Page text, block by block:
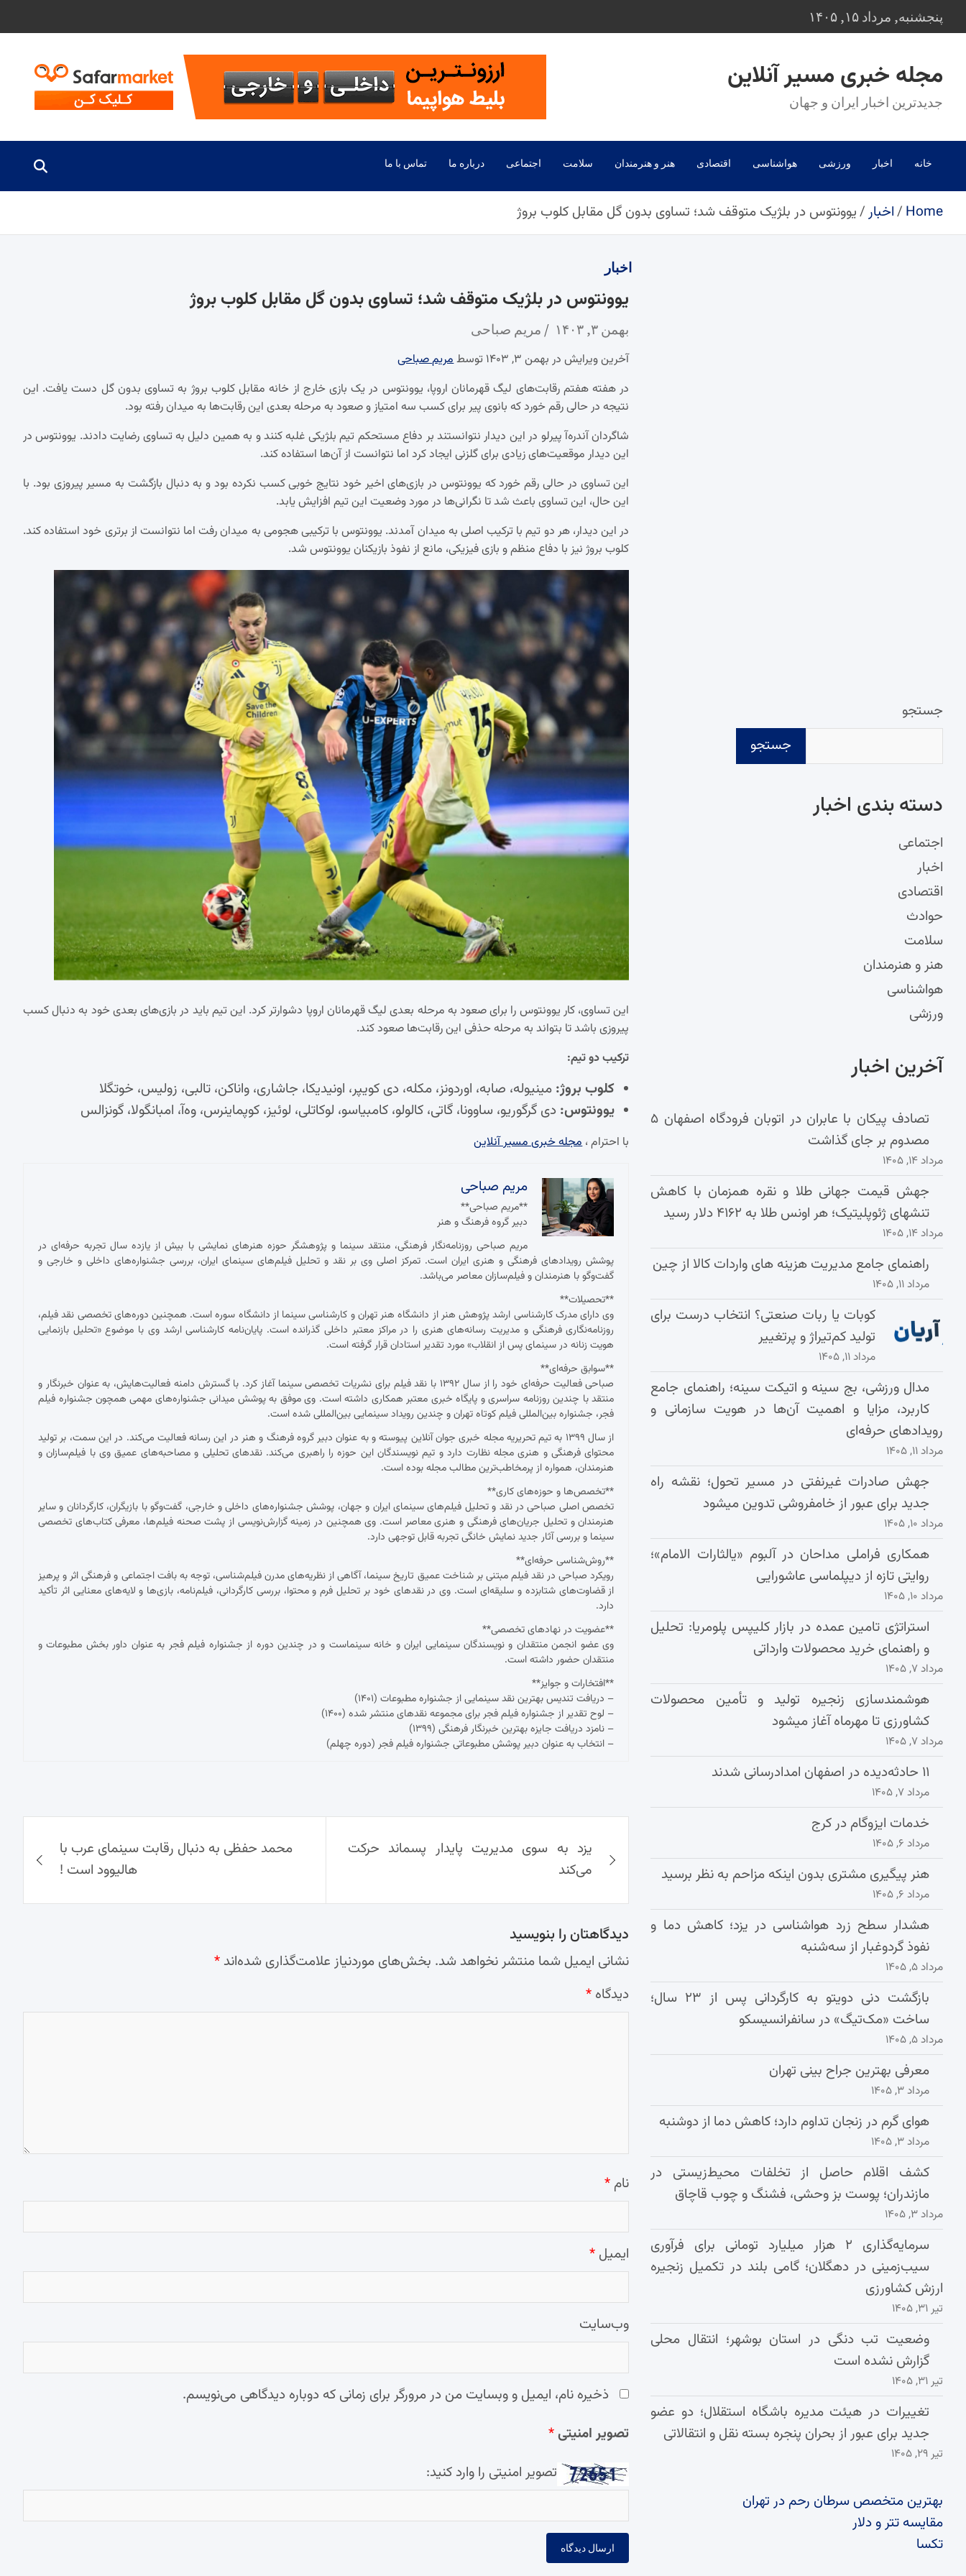
to
پنجشنبه, مرداد ۱۵, ۱۴۰۵
مجله خبری مسیر آنلاین
جدیدترین اخبار ایران و جهان
خانه اخبار ورزشی هواشناسی اقتصادی هنر و هنرمندان سلامت اجتماعی درباره ما تماس با ما
Home اخبار یوونتوس در بلژیک متوقف شد؛ تساوی بدون گل مقابل کلوب بروژ
اخبار
یوونتوس در بلژیک متوقف شد؛ تساوی بدون گل مقابل کلوب بروژ
بهمن ۳, ۱۴۰۳ مریم صباحی
آخرین ویرایش در بهمن ۳, ۱۴۰۳ توسط
مریم صباحی
در هفته هفتم رقابت‌های لیگ قهرمانان اروپا، یوونتوس در یک بازی خارج از خانه مقابل کلوب بروژ به تساوی بدون گل دست یافت. این
نتیجه در حالی رقم خورد که بانوی پیر برای کسب سه امتیاز و صعود به مرحله بعدی این رقابت‌ها به میدان رفته بود.
شاگردان آندره‌آ پیرلو در این دیدار نتوانستند بر دفاع مستحکم تیم بلژیکی غلبه کنند و به همین دلیل به تساوی رضایت دادند. یوونتوس در
این دیدار موقعیت‌های زیادی برای گلزنی ایجاد کرد اما نتوانست از آن‌ها استفاده کند.
این تساوی در حالی رقم خورد که یوونتوس در بازی‌های اخیر خود نتایج خوبی کسب نکرده بود و به دنبال بازگشت به مسیر پیروزی بود. با
این حال، این تساوی باعث شد تا نگرانی‌ها در مورد وضعیت این تیم افزایش یابد.
در این دیدار، هر دو تیم با ترکیب اصلی به میدان آمدند. یوونتوس با ترکیبی هجومی به میدان رفت اما نتوانست از برتری خود استفاده کند.
کلوب بروژ نیز با دفاع منظم و بازی فیزیکی، مانع از نفوذ بازیکنان یوونتوس شد.
این تساوی، کار یوونتوس را برای صعود به مرحله بعدی لیگ قهرمانان اروپا دشوارتر کرد. این تیم باید در بازی‌های بعدی خود به دنبال کسب
پیروزی باشد تا بتواند به مرحله حذفی این رقابت‌ها صعود کند.
ترکیب دو تیم:
کلوب بروژ: مینیوله، صابه، اوردونز، مکله، دی کویپر، اونیدیکا، جاشاری، واناکن، تالبی، زولیس، خوتگلا
یوونتوس: دی گرگوریو، ساوونا، گاتی، کالولو، کامبیاسو، لوکاتلی، لوئیز، کوپماینرس، وه‌آ، امبانگولا، گونزالس
با احترام ،مجله خبری مسیر آنلاین
مریم صباحی
**مریم صباحی**
دبیر گروه فرهنگ و هنر
مریم صباحی روزنامه‌نگار فرهنگی، منتقد سینما و پژوهشگر حوزه هنرهای نمایشی با بیش از یازده سال تجربه حرفه‌ای در
پوشش رویدادهای فرهنگی و هنری ایران است. تمرکز اصلی وی بر نقد و تحلیل فیلم‌های سینمای ایران، بررسی جشنواره‌های داخلی و خارجی و
گفت‌وگو با هنرمندان و فیلم‌سازان معاصر می‌باشد.
**تحصیلات**
وی دارای مدرک کارشناسی ارشد پژوهش هنر از دانشگاه هنر تهران و کارشناسی سینما از دانشگاه سوره است. همچنین دوره‌های تخصصی نقد فیلم،
روزنامه‌نگاری فرهنگی و مدیریت رسانه‌های هنری را در مراکز معتبر داخلی گذرانده است. پایان‌نامه کارشناسی ارشد وی با موضوع «تحلیل بازنمایی
هویت زنانه در سینمای پس از انقلاب» مورد تقدیر استادان قرار گرفته است.
**سوابق حرفه‌ای**
صباحی فعالیت حرفه‌ای خود را از سال ۱۳۹۲ با نقد فیلم برای نشریات تخصصی سینما آغاز کرد. با گسترش دامنه فعالیت‌هایش، به عنوان خبرنگار و
منتقد با چندین روزنامه سراسری و پایگاه خبری معتبر همکاری داشته است. وی موفق به پوشش میدانی جشنواره‌های مهمی همچون جشنواره فیلم
فجر، جشنواره بین‌المللی فیلم کوتاه تهران و چندین رویداد سینمایی بین‌المللی شده است.
از سال ۱۳۹۹ به تیم تحریریه مجله خبری جوان آنلاین پیوسته و به عنوان دبیر گروه فرهنگ و هنر در این رسانه فعالیت می‌کند. در این سمت، بر تولید
محتوای فرهنگی و هنری مجله نظارت دارد و تیم نویسندگان این حوزه را راهبری می‌کند. نقدهای تحلیلی و مصاحبه‌های عمیق وی با فیلم‌سازان و
هنرمندان، همواره از پرمخاطب‌ترین مطالب مجله بوده است.
**تخصص‌ها و حوزه‌های کاری**
تخصص اصلی صباحی در نقد و تحلیل فیلم‌های سینمای ایران و جهان، پوشش جشنواره‌های داخلی و خارجی، گفت‌وگو با بازیگران، کارگردانان و سایر
هنرمندان و تحلیل جریان‌های فرهنگی و هنری معاصر است. وی همچنین در زمینه گزارش‌نویسی از پشت صحنه فیلم‌ها، معرفی کتاب‌های تخصصی
سینما و بررسی آثار جدید نمایش خانگی تجربه قابل توجهی دارد.
**روش‌شناسی حرفه‌ای**
رویکرد صباحی در نقد فیلم مبتنی بر شناخت عمیق تاریخ سینما، آگاهی از نظریه‌های مدرن فیلم‌شناسی، توجه به بافت اجتماعی و فرهنگی اثر و پرهیز
از قضاوت‌های شتابزده و سلیقه‌ای است. وی در نقدهای خود بر تحلیل فرم و محتوا، بررسی کارگردانی، فیلم‌نامه، بازی‌ها و لایه‌های معنایی اثر تأکید
دارد.
**عضویت در نهادهای تخصصی**
وی عضو انجمن منتقدان و نویسندگان سینمایی ایران و خانه سینماست و در چندین دوره از جشنواره فیلم فجر به عنوان داور بخش مطبوعات و
منتقدان حضور داشته است.
**افتخارات و جوایز**
– دریافت تندیس بهترین نقد سینمایی از جشنواره مطبوعات (۱۴۰۱)
– لوح تقدیر از جشنواره فیلم فجر برای مجموعه نقدهای منتشر شده (۱۴۰۰)
– نامزد دریافت جایزه بهترین خبرنگار فرهنگی (۱۳۹۹)
– انتخاب به عنوان دبیر پوشش مطبوعاتی جشنواره فیلم فجر (دوره چهلم)
نوشته‌ها
یزد به سوی مدیریت پایدار پسماند حرکت
می‌کند
محمد حفظی به دنبال رقابت سینمای عرب با
هالیوود است !
دیدگاهتان را بنویسید
نشانی ایمیل شما منتشر نخواهد شد. بخش‌های موردنیاز علامت‌گذاری شده‌اند *
دیدگاه *
نام *
ایمیل *
وب‌سایت
ذخیره نام، ایمیل و وبسایت من در مرورگر برای زمانی که دوباره دیدگاهی می‌نویسم.
تصویر امنیتی*
تصویر امنیتی را وارد کنید:
جستجو
جستجو
دسته‌ بندی اخبار
اجتماعی
اخبار
اقتصادی
حوادث
سلامت
هنر و هنرمندان
هواشناسی
ورزشی
آخرین اخبار
تصادف پیکان با عابران در اتوبان فرودگاه اصفهان ۵
مصدوم بر جای گذاشت
مرداد ۱۴, ۱۴۰۵
جهش قیمت جهانی طلا و نقره همزمان با کاهش
تنشهای ژئوپلیتیک؛ هر اونس طلا به ۴۱۶۲ دلار رسید
مرداد ۱۴, ۱۴۰۵
راهنمای جامع مدیریت هزینه‌ های واردات کالا از چین
مرداد ۱۱, ۱۴۰۵
کوبات یا ربات صنعتی؟ انتخاب درست برای
تولید کم‌تیراژ و پرتغییر
مرداد ۱۱, ۱۴۰۵
مدال ورزشی، بج سینه و اتیکت سینه؛ راهنمای جامع
کاربرد، مزایا و اهمیت آن‌ها در هویت سازمانی و
رویدادهای حرفه‌ای
مرداد ۱۱, ۱۴۰۵
جهش صادرات غیرنفتی در مسیر تحول؛ نقشه راه
جدید برای عبور از خامفروشی تدوین میشود
مرداد ۱۰, ۱۴۰۵
همکاری فراملی مداحان در آلبوم «یالثارات الامام»؛
روایتی تازه از دیپلماسی عاشورایی
مرداد ۱۰, ۱۴۰۵
استراتژی تامین عمده در بازار کلیپس پلومریا: تحلیل
و راهنمای خرید محصولات وارداتی
مرداد ۷, ۱۴۰۵
هوشمندسازی زنجیره تولید و تأمین محصولات
کشاورزی تا مهرماه آغاز میشود
مرداد ۷, ۱۴۰۵
۱۱ حادثه‌دیده در اصفهان امدادرسانی شدند
مرداد ۷, ۱۴۰۵
خدمات ایزوگام در کرج
مرداد ۶, ۱۴۰۵
هنر پیگیری مشتری بدون اینکه مزاحم به نظر برسید
مرداد ۶, ۱۴۰۵
هشدار سطح زرد هواشناسی در یزد؛ کاهش دما و
نفوذ گردوغبار از سه‌شنبه
مرداد ۵, ۱۴۰۵
بازگشت دنی دویتو به کارگردانی پس از ۲۳ سال؛
ساخت «مک‌تیگ» در سانفرانسیسکو
مرداد ۵, ۱۴۰۵
معرفی بهترین جراح بینی تهران
مرداد ۳, ۱۴۰۵
هوای گرم در زنجان تداوم دارد؛ کاهش دما از دوشنبه
مرداد ۳, ۱۴۰۵
کشف اقلام حاصل از تخلفات محیط‌زیستی در
مازندران؛ پوست بز وحشی، فشنگ و چوب قاچاق
مرداد ۳, ۱۴۰۵
سرمایه‌گذاری ۲ هزار میلیارد تومانی برای فرآوری
سیب‌زمینی در دهگلان؛ گامی بلند در تکمیل زنجیره
ارزش کشاورزی
تیر ۳۱, ۱۴۰۵
وضعیت تب دنگی در استان بوشهر؛ انتقال محلی
گزارش نشده است
تیر ۳۱, ۱۴۰۵
تغییرات در هیئت مدیره باشگاه استقلال؛ دو عضو
جدید برای عبور از بحران پنجره بسته نقل و انتقالاتی
تیر ۲۹, ۱۴۰۵
بهترین متخصص سرطان رحم در تهران
مقایسه تتر و دلار
تکسا